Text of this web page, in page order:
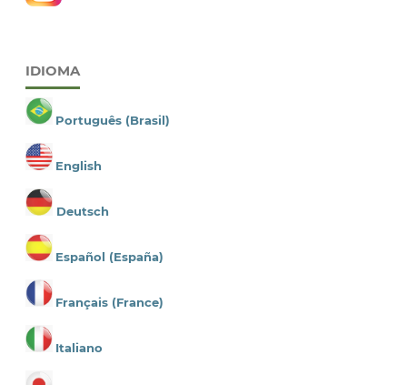
IDIOMA
Português (Brasil)
English
Deutsch
Español (España)
Français (France)
Italiano